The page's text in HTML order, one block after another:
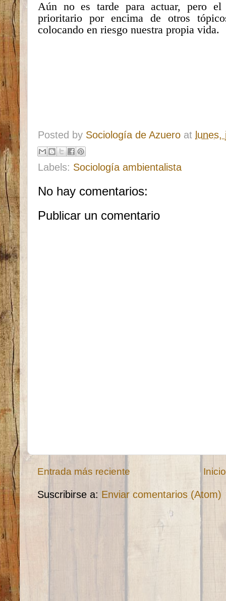
Aún no es tarde para actuar, pero
prioritario por encima de otros
colocando en riesgo nuestra propia vida.
Posted by Sociología de Azuero at lunes,
Labels: Sociología ambientalista
No hay comentarios:
Publicar un comentario
Entrada más reciente Inicio
Suscribirse a: Enviar comentarios (Atom)